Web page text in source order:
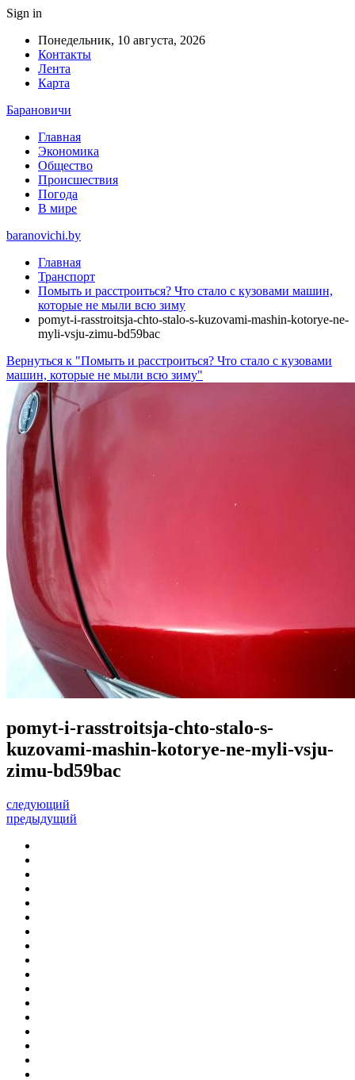
Sign in
Понедельник, 10 августа, 2026
Контакты
Лента
Карта
Барановичи
Главная
Экономика
Общество
Происшествия
Погода
В мире
baranovichi.by
Главная
Транспорт
Помыть и расстроиться? Что стало с кузовами машин,
которые не мыли всю зиму
pomyt-i-rasstroitsja-chto-stalo-s-kuzovami-mashin-kotorye-ne-
myli-vsju-zimu-bd59bac
Вернуться к "Помыть и расстроиться? Что стало с кузовами
машин, которые не мыли всю зиму"
pomyt-i-rasstroitsja-chto-stalo-s-
kuzovami-mashin-kotorye-ne-myli-vsju-
zimu-bd59bac
следующий
предыдущий